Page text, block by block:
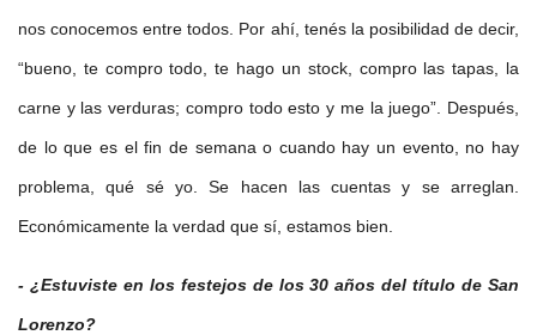
nos conocemos entre todos. Por ahí, tenés la posibilidad de decir,
“bueno, te compro todo, te hago un stock, compro las tapas, la
carne y las verduras; compro todo esto y me la juego”. Después,
de lo que es el fin de semana o cuando hay un evento, no hay
problema, qué sé yo. Se hacen las cuentas y se arreglan.
Económicamente la verdad que sí, estamos bien.
- ¿Estuviste en los festejos de los 30 años del título de San
Lorenzo?